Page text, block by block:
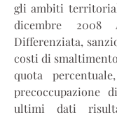
gli ambiti
dicembre 2008
Differenziata,
costi di
quota
ultimi dati